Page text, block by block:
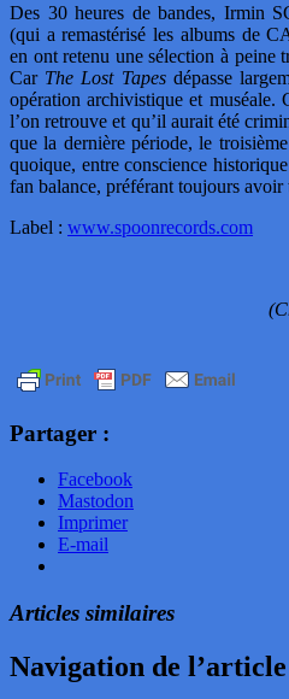
Des 30 heures de bandes, Irmin
(qui a remastérisé les albums de
en ont retenu une sélection à peine
Car The Lost Tapesdépasse
opération archivistique et muséale.
l’on retrouve et qu’il aurait été
que la dernière période, le
quoique, entre conscience
fan balance, préférant toujours
Label : www.spoonrecords.com
Partager :
Facebook
Mastodon
Imprimer
E-mail
Articles similaires
Navigation de l’article